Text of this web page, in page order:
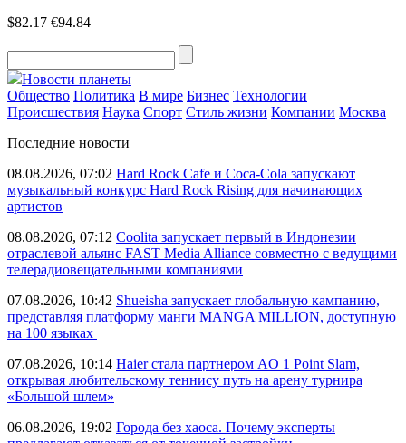
$82.17 €94.84
Новости планеты
Общество Политика В мире Бизнес Технологии
Происшествия Наука Спорт Стиль жизни Компании Москва
Последние новости
08.08.2026, 07:02 Hard Rock Cafe и Coca-Cola запускают
музыкальный конкурс Hard Rock Rising для начинающих
артистов
08.08.2026, 07:12 Coolita запускает первый в Индонезии
отраслевой альянс FAST Media Alliance совместно с ведущими
телерадиовещательными компаниями
07.08.2026, 10:42 Shueisha запускает глобальную кампанию,
представляя платформу манги MANGA MILLION, доступную
на 100 языках
07.08.2026, 10:14 Haier стала партнером AO 1 Point Slam,
открывая любительскому теннису путь на арену турнира
«Большой шлем»
06.08.2026, 19:02 Города без хаоса. Почему эксперты